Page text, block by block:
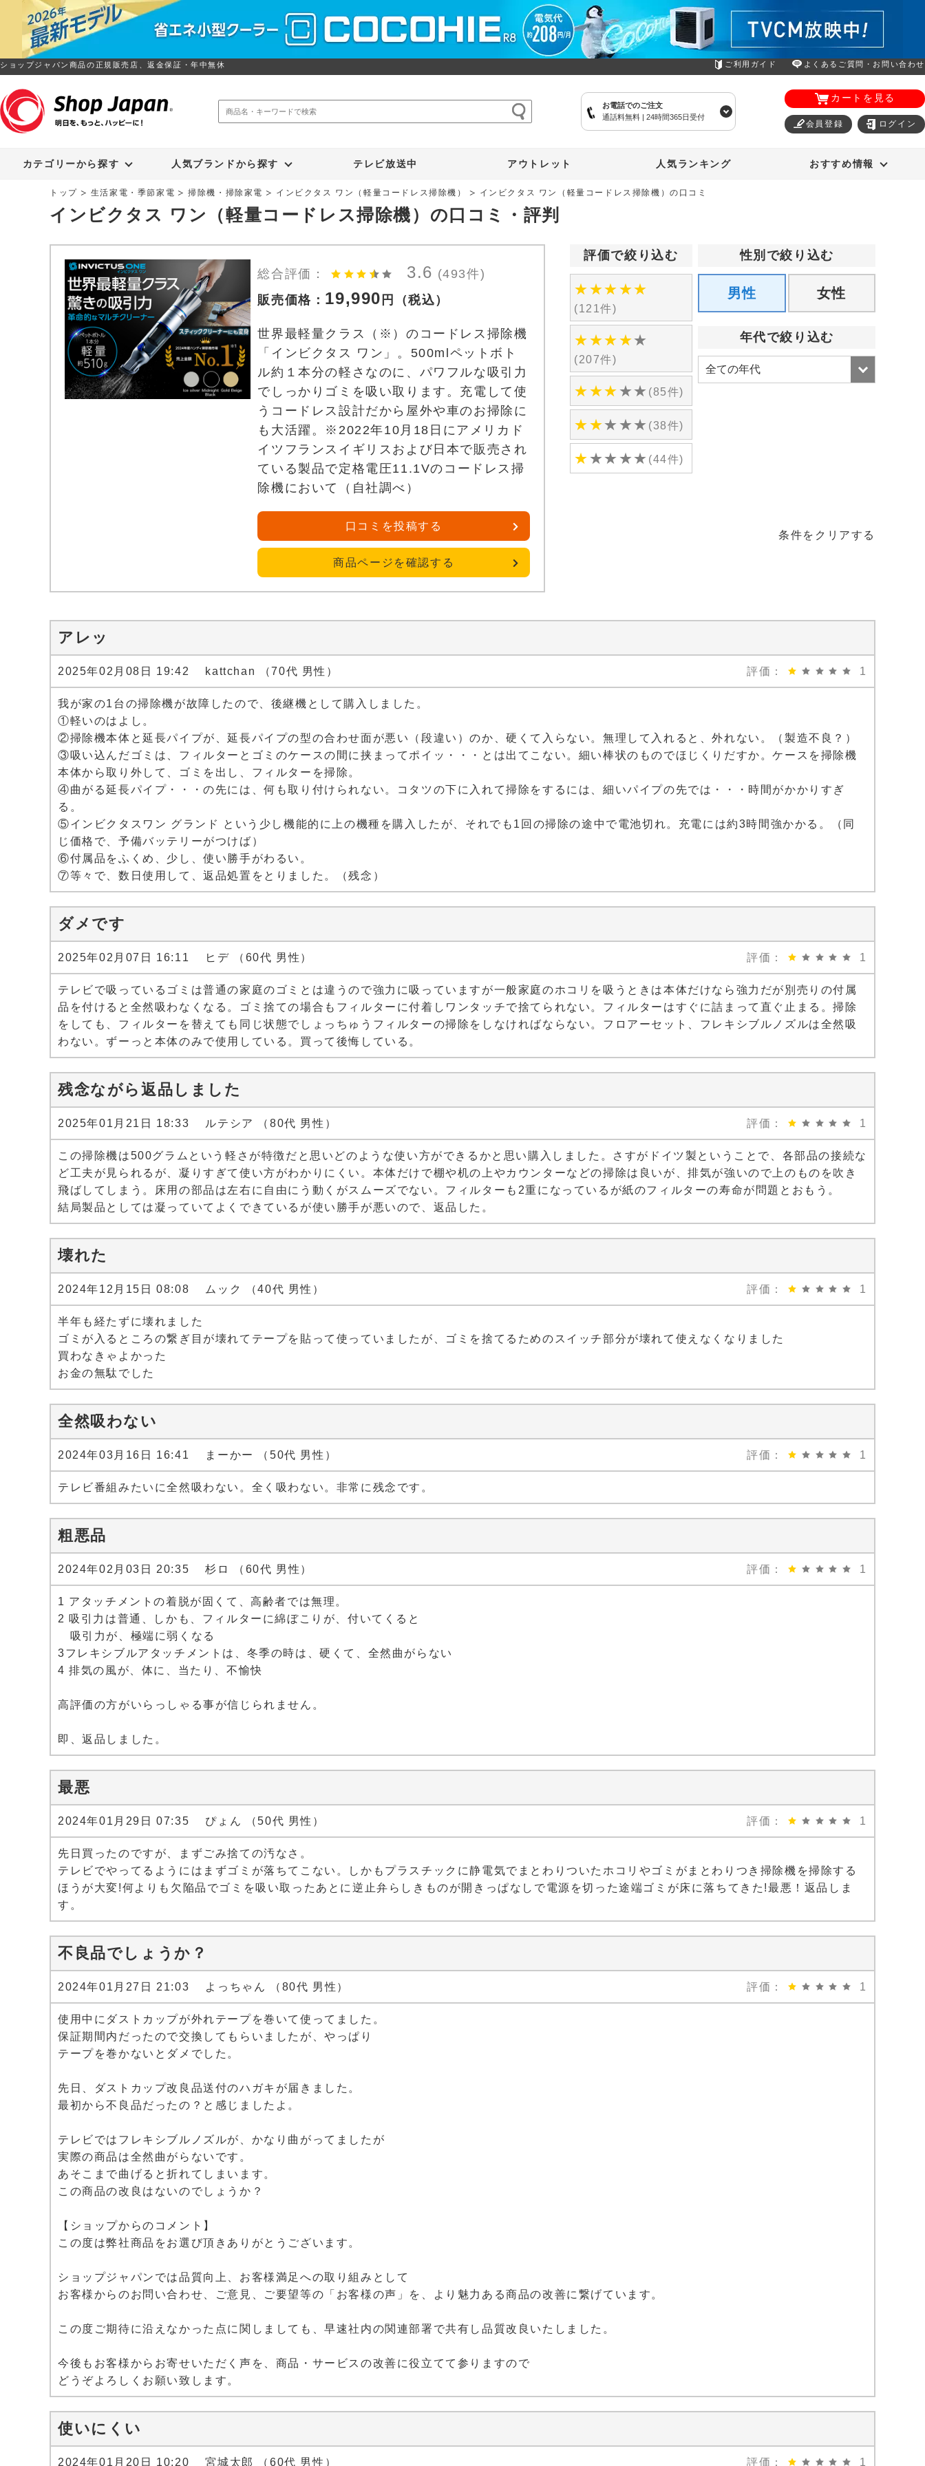
ショップジャパン商品の正規販売店、返金保証・年中無休 ご利用ガイド よくあるご質問・お問い合わせ
お電話でのご注文
通話料無料 | 24時間365日受付
カートを見る
会員登録 ログイン
カテゴリーから探す 人気ブランドから探す テレビ放送中 アウトレット 人気ランキング おすすめ情報
トップ 生活家電・季節家電 掃除機・掃除家電 インビクタス ワン（軽量コードレス掃除機） インビクタス ワン（軽量コードレス掃除機）の口コミ
インビクタス ワン（軽量コードレス掃除機）の口コミ・評判
総合評価： 3.6 (493件)
販売価格： 19,990 円 （税込）
世界最軽量クラス（※）のコードレス掃除機
「インビクタス ワン」。500mlペットボト
ル約１本分の軽さなのに、パワフルな吸引力
でしっかりゴミを吸い取ります。充電して使
うコードレス設計だから屋外や車のお掃除に
も大活躍。※2022年10月18日にアメリカド
イツフランスイギリスおよび日本で販売され
ている製品で定格電圧11.1Vのコードレス掃
除機において（自社調べ）
口コミを投稿する
商品ページを確認する
評価で絞り込む
★★★★★
(121件)
★★★★★
(207件)
★★★★★ (85件)
★★★★★ (38件)
★★★★★ (44件)
性別で絞り込む
男性 女性
年代で絞り込む
条件をクリアする
アレッ
2025年02月08日 19:42 kattchan （70代 男性） 評価： 1
我が家の1台の掃除機が故障したので、後継機として購入しました。
①軽いのはよし。
②掃除機本体と延長パイプが、延長パイプの型の合わせ面が悪い（段違い）のか、硬くて入らない。無理して入れると、外れない。（製造不良？）
③吸い込んだゴミは、フィルターとゴミのケースの間に挟まってポイッ・・・とは出てこない。細い棒状のものでほじくりだすか。ケースを掃除機
本体から取り外して、ゴミを出し、フィルターを掃除。
④曲がる延長パイプ・・・の先には、何も取り付けられない。コタツの下に入れて掃除をするには、細いパイプの先では・・・時間がかかりすぎ
る。
⑤インビクタスワン グランド という少し機能的に上の機種を購入したが、それでも1回の掃除の途中で電池切れ。充電には約3時間強かかる。（同
じ価格で、予備バッテリーがつけば）
⑥付属品をふくめ、少し、使い勝手がわるい。
⑦等々で、数日使用して、返品処置をとりました。（残念）
ダメです
2025年02月07日 16:11 ヒデ （60代 男性） 評価： 1
テレビで吸っているゴミは普通の家庭のゴミとは違うので強力に吸っていますが一般家庭のホコリを吸うときは本体だけなら強力だが別売りの付属
品を付けると全然吸わなくなる。ゴミ捨ての場合もフィルターに付着しワンタッチで捨てられない。フィルターはすぐに詰まって直ぐ止まる。掃除
をしても、フィルターを替えても同じ状態でしょっちゅうフィルターの掃除をしなければならない。フロアーセット、フレキシブルノズルは全然吸
わない。ずーっと本体のみで使用している。買って後悔している。
残念ながら返品しました
2025年01月21日 18:33 ルテシア （80代 男性） 評価： 1
この掃除機は500グラムという軽さが特徴だと思いどのような使い方ができるかと思い購入しました。さすがドイツ製ということで、各部品の接続な
ど工夫が見られるが、凝りすぎて使い方がわかりにくい。本体だけで棚や机の上やカウンターなどの掃除は良いが、排気が強いので上のものを吹き
飛ばしてしまう。床用の部品は左右に自由にう動くがスムーズでない。フィルターも2重になっているが紙のフィルターの寿命が問題とおもう。
結局製品としては凝っていてよくできているが使い勝手が悪いので、返品した。
壊れた
2024年12月15日 08:08 ムック （40代 男性） 評価： 1
半年も経たずに壊れました
ゴミが入るところの繋ぎ目が壊れてテープを貼って使っていましたが、ゴミを捨てるためのスイッチ部分が壊れて使えなくなりました
買わなきゃよかった
お金の無駄でした
全然吸わない
2024年03月16日 16:41 まーかー （50代 男性） 評価： 1
テレビ番組みたいに全然吸わない。全く吸わない。非常に残念です。
粗悪品
2024年02月03日 20:35 杉ロ （60代 男性） 評価： 1
1 アタッチメントの着脱が固くて、高齢者では無理。
2 吸引力は普通、しかも、フィルターに綿ぼこりが、付いてくると
吸引力が、極端に弱くなる
3フレキシブルアタッチメントは、冬季の時は、硬くて、全然曲がらない
4 排気の風が、体に、当たり、不愉快
高評価の方がいらっしゃる事が信じられません。
即、返品しました。
最悪
2024年01月29日 07:35 ぴょん （50代 男性） 評価： 1
先日買ったのですが、まずごみ捨ての汚なさ。
テレビでやってるようにはまずゴミが落ちてこない。しかもプラスチックに静電気でまとわりついたホコリやゴミがまとわりつき掃除機を掃除する
ほうが大変!何よりも欠陥品でゴミを吸い取ったあとに逆止弁らしきものが開きっぱなしで電源を切った途端ゴミが床に落ちてきた!最悪！返品しま
す。
不良品でしょうか？
2024年01月27日 21:03 よっちゃん （80代 男性） 評価： 1
使用中にダストカップが外れテープを巻いて使ってました。
保証期間内だったので交換してもらいましたが、やっぱり
テープを巻かないとダメでした。
先日、ダストカップ改良品送付のハガキが届きました。
最初から不良品だったの？と感じましたよ。
テレビではフレキシブルノズルが、かなり曲がってましたが
実際の商品は全然曲がらないです。
あそこまで曲げると折れてしまいます。
この商品の改良はないのでしょうか？
【ショップからのコメント】
この度は弊社商品をお選び頂きありがとうございます。
ショップジャパンでは品質向上、お客様満足への取り組みとして
お客様からのお問い合わせ、ご意見、ご要望等の「お客様の声」を、より魅力ある商品の改善に繋げています。
この度ご期待に沿えなかった点に関しましても、早速社内の関連部署で共有し品質改良いたしました。
今後もお客様からお寄せいただく声を、商品・サービスの改善に役立てて参りますので
どうぞよろしくお願い致します。
使いにくい
2024年01月20日 10:20 宮城太郎 （60代 男性） 評価： 1